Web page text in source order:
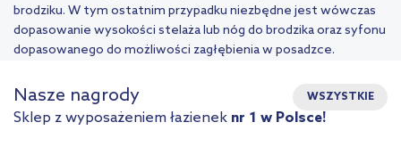
brodziku. W tym ostatnim przypadku niezbędne jest wówczas
dopasowanie wysokości stelaża lub nóg do brodzika oraz syfonu
dopasowanego do możliwości zagłębienia w posadzce.
Nasze nagrody WSZYSTKIE
Sklep z wyposażeniem łazienek nr 1 w Polsce!